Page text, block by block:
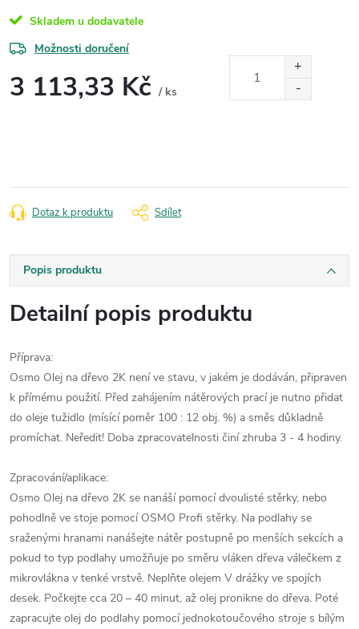
Skladem u dodavatele
Možnosti doručení
3 113,33 Kč / ks
Dotaz k produktu Sdílet
Popis produktu
Detailní popis produktu
Příprava:
Osmo Olej na dřevo 2K není ve stavu, v jakém je dodáván, připraven
k přímému použití. Před zahájením nátěrových prací je nutno přidat
do oleje tužidlo (mísící poměr 100 : 12 obj. %) a směs důkladně
promíchat. Neředit! Doba zpracovatelnosti činí zhruba 3 - 4 hodiny.
Zpracování/aplikace:
Osmo Olej na dřevo 2K se nanáší pomocí dvoulisté stěrky, nebo
pohodlně ve stoje pomocí OSMO Profi stěrky. Na podlahy se
sraženými hranami nanášejte nátěr postupně po menších sekcích a
pokud to typ podlahy umožňuje po směru vláken dřeva válečkem z
mikrovlákna v tenké vrstvě. Neplňte olejem V drážky ve spojích
desek. Počkejte cca 20 – 40 minut, až olej pronikne do dřeva. Poté
zapracujte olej do podlahy pomocí jednokotoučového stroje s bílým